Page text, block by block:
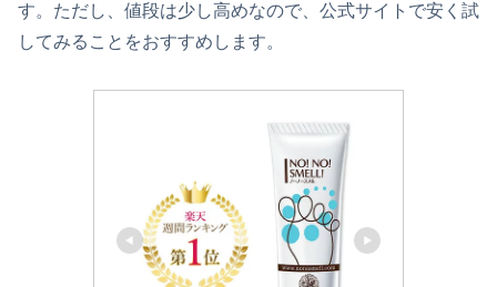
す。ただし、値段は少し高めなので、公式サイトで安く試
してみることをおすすめします。